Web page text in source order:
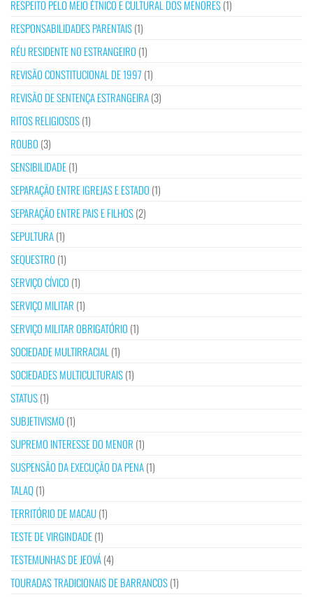
RESPEITO PELO MEIO ÉTNICO E CULTURAL DOS MENORES(1)
RESPONSABILIDADES PARENTAIS(1)
RÉU RESIDENTE NO ESTRANGEIRO (1)
REVISÃO CONSTITUCIONAL DE 1997 (1)
REVISÃO DE SENTENÇA ESTRANGEIRA(3)
RITOS RELIGIOSOS(1)
ROUBO (3)
SENSIBILIDADE(1)
SEPARAÇÃO ENTRE IGREJAS E ESTADO (1)
SEPARAÇÃO ENTRE PAIS E FILHOS(2)
SEPULTURA(1)
SEQUESTRO (1)
SERVIÇO CÍVICO (1)
SERVIÇO MILITAR (1)
SERVIÇO MILITAR OBRIGATÓRIO (1)
SOCIEDADE MULTIRRACIAL (1)
SOCIEDADES MULTICULTURAIS(1)
STATUS(1)
SUBJETIVISMO (1)
SUPREMO INTERESSE DO MENOR (1)
SUSPENSÃO DA EXECUÇÃO DA PENA(1)
TALAQ(1)
TERRITÓRIO DE MACAU(1)
TESTE DE VIRGINDADE(1)
TESTEMUNHAS DE JEOVÁ(4)
TOURADAS TRADICIONAIS DE BARRANCOS(1)